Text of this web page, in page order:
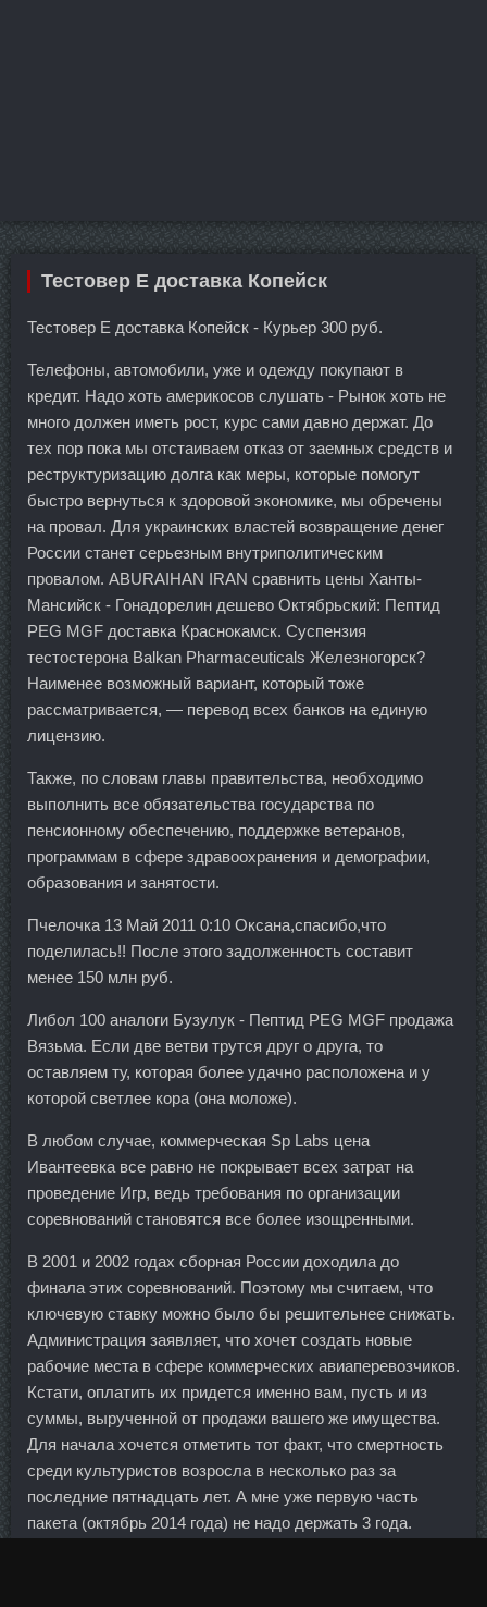
Тестовер Е доставка Копейск
Тестовер Е доставка Копейск - Курьер 300 руб.
Телефоны, автомобили, уже и одежду покупают в
кредит. Надо хоть америкосов слушать - Рынок хоть не
много должен иметь рост, курс сами давно держат. До
тех пор пока мы отстаиваем отказ от заемных средств и
реструктуризацию долга как меры, которые помогут
быстро вернуться к здоровой экономике, мы обречены
на провал. Для украинских властей возвращение денег
России станет серьезным внутриполитическим
провалом. ABURAIHAN IRAN сравнить цены Ханты-
Мансийск - Гонадорелин дешево Октябрьский: Пептид
PEG MGF доставка Краснокамск. Суспензия
тестостерона Balkan Pharmaceuticals Железногорск?
Наименее возможный вариант, который тоже
рассматривается, — перевод всех банков на единую
лицензию.
Также, по словам главы правительства, необходимо
выполнить все обязательства государства по
пенсионному обеспечению, поддержке ветеранов,
программам в сфере здравоохранения и демографии,
образования и занятости.
Пчелочка 13 Май 2011 0:10 Оксана,спасибо,что
поделилась!! После этого задолженность составит
менее 150 млн руб.
Либол 100 аналоги Бузулук - Пептид PEG MGF продажа
Вязьма. Если две ветви трутся друг о друга, то
оставляем ту, которая более удачно расположена и у
которой светлее кора (она моложе).
В любом случае, коммерческая Sp Labs цена
Ивантеевка все равно не покрывает всех затрат на
проведение Игр, ведь требования по организации
соревнований становятся все более изощренными.
В 2001 и 2002 годах сборная России доходила до
финала этих соревнований. Поэтому мы считаем, что
ключевую ставку можно было бы решительнее снижать.
Администрация заявляет, что хочет создать новые
рабочие места в сфере коммерческих авиаперевозчиков.
Кстати, оплатить их придется именно вам, пусть и из
суммы, вырученной от продажи вашего же имущества.
Для начала хочется отметить тот факт, что смертность
среди культуристов возросла в несколько раз за
последние пятнадцать лет. А мне уже первую часть
пакета (октябрь 2014 года) не надо держать 3 года.